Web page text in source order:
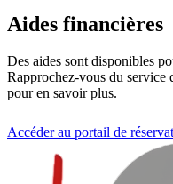
Aides financières
Des aides sont disponibles
Rapprochez-vous du service
pour en savoir plus.
Accéder au portail de